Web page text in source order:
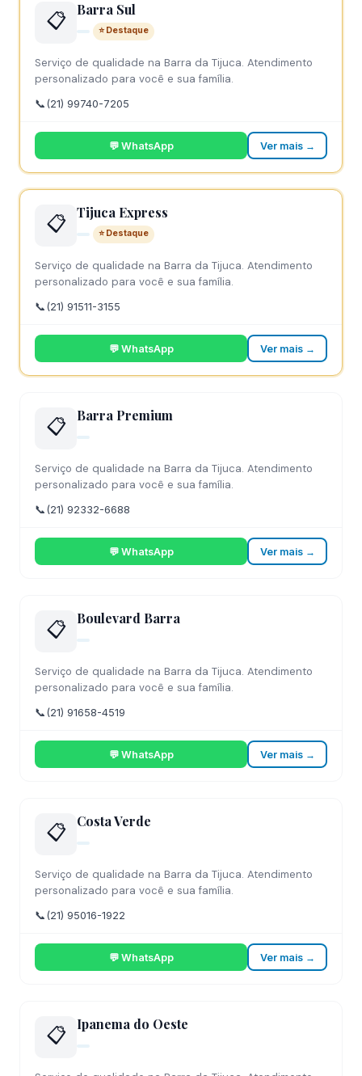
📋 Barra Sul
⭐ Destaque
Serviço de qualidade na Barra da Tijuca. Atendimento
personalizado para você e sua família.
📞 (21) 99740-7205
💬 WhatsApp Ver mais →
📋 Tijuca Express
⭐ Destaque
Serviço de qualidade na Barra da Tijuca. Atendimento
personalizado para você e sua família.
📞 (21) 91511-3155
💬 WhatsApp Ver mais →
📋 Barra Premium
Serviço de qualidade na Barra da Tijuca. Atendimento
personalizado para você e sua família.
📞 (21) 92332-6688
💬 WhatsApp Ver mais →
📋 Boulevard Barra
Serviço de qualidade na Barra da Tijuca. Atendimento
personalizado para você e sua família.
📞 (21) 91658-4519
💬 WhatsApp Ver mais →
📋 Costa Verde
Serviço de qualidade na Barra da Tijuca. Atendimento
personalizado para você e sua família.
📞 (21) 95016-1922
💬 WhatsApp Ver mais →
📋 Ipanema do Oeste